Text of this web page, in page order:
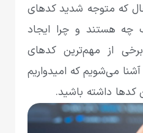
که متوجه شدید کدهای
هستند و چرا ایجاد
از مهم‌ترین کدهای
می‌شویم که امیدواریم
کدها داشته باشید.